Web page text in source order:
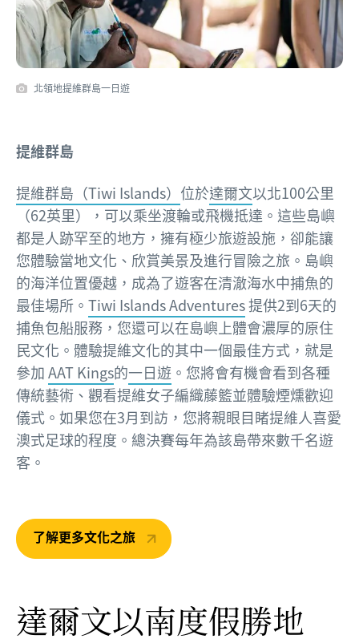
北領地提維群島一日遊
提維群島
提維群島（Tiwi Islands） 位於達爾文以北100公里
（62英里），可以乘坐渡輪或飛機抵達。這些島嶼
都是人跡罕至的地方，擁有極少旅遊設施，卻能讓
您體驗當地文化、欣賞美景及進行冒險之旅。島嶼
的海洋位置優越，成為了遊客在清澈海水中捕魚的
最佳場所。 Tiwi Islands Adventures提供2到6天的
捕魚包船服務，您還可以在島嶼上體會濃厚的原住
民文化。體驗提維文化的其中一個最佳方式，就是
參加AAT Kings的一日遊 。您將會有機會看到各種
傳統藝術、觀看提維女子編織藤籃並體驗煙燻歡迎
儀式。如果您在3月到訪，您將親眼目睹提維人喜愛
澳式足球的程度。總決賽每年為該島帶來數千名遊
客。
了解更多文化之旅
達爾文以南度假勝地